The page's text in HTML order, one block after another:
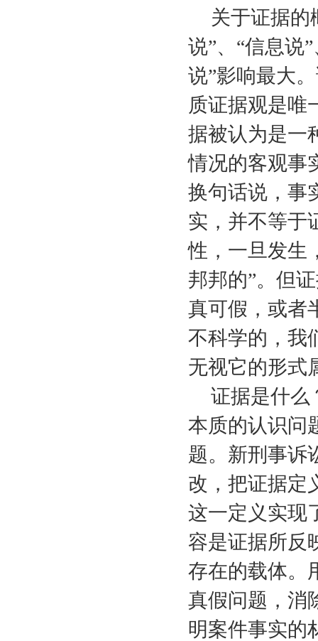
关于证据的
说”、“信息说
说”影响最大
质证据观是唯
据被认为是一
情况的客观事
换句话说，事
实，并不等于
性，一旦发生
邦邦的”。但
真可假，或者
不科学的，我
无视它的形式
证据是什么
本质的认识问
题。新刑事诉
改，把证据定
这一定义实现
容是证据所反
存在的载体。
真假问题，消
明案件事实的